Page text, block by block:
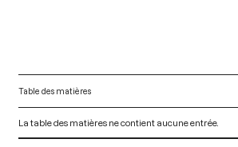
Table des matières
La table des matières ne contient aucune entrée.